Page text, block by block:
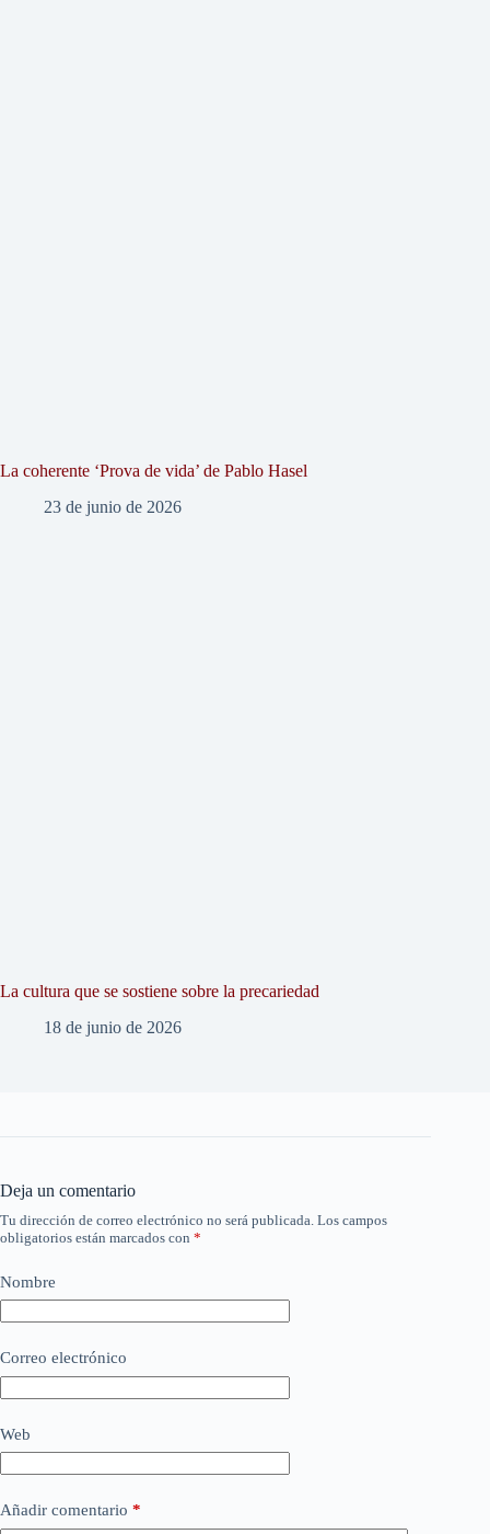
La coherente ‘Prova de vida’ de Pablo Hasel
23 de junio de 2026
La cultura que se sostiene sobre la precariedad
18 de junio de 2026
Deja un comentario
Tu dirección de correo electrónico no será publicada. Los campos
obligatorios están marcados con *
Nombre
Correo electrónico
Web
Añadir comentario *